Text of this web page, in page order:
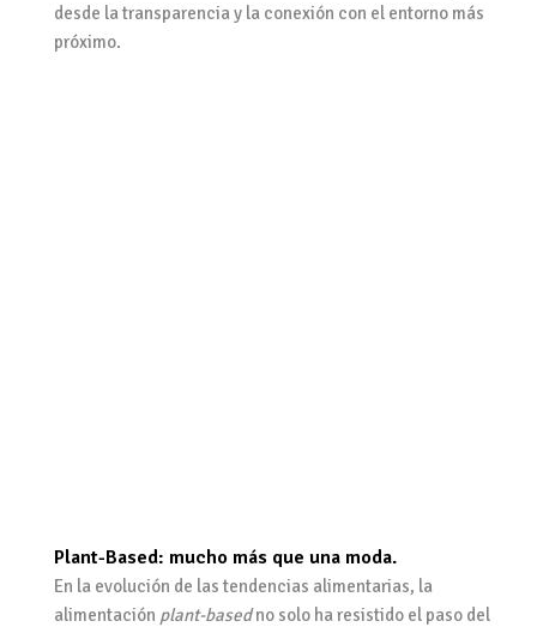
desde la transparencia y la conexión con el entorno más
próximo.
Plant-Based: mucho más que una moda.
En la evolución de las tendencias alimentarias, la
alimentación plant-basedno solo ha resistido el paso del